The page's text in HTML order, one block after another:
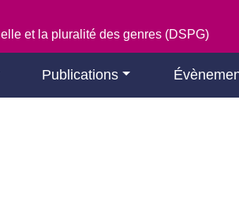
et la pluralité des genres (DSPG)
Publications